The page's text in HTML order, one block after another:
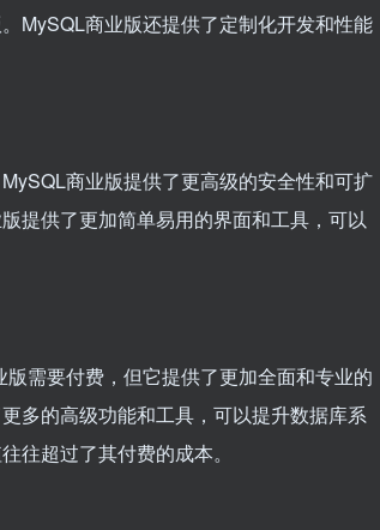
MySQL商业版还提供了定制化开发和性能
商业版提供了更高级的安全性和可扩
提供了更加简单易用的界面和工具，可以
需要付费，但它提供了更加全面和专业的
多的高级功能和工具，可以提升数据库系
往超过了其付费的成本。